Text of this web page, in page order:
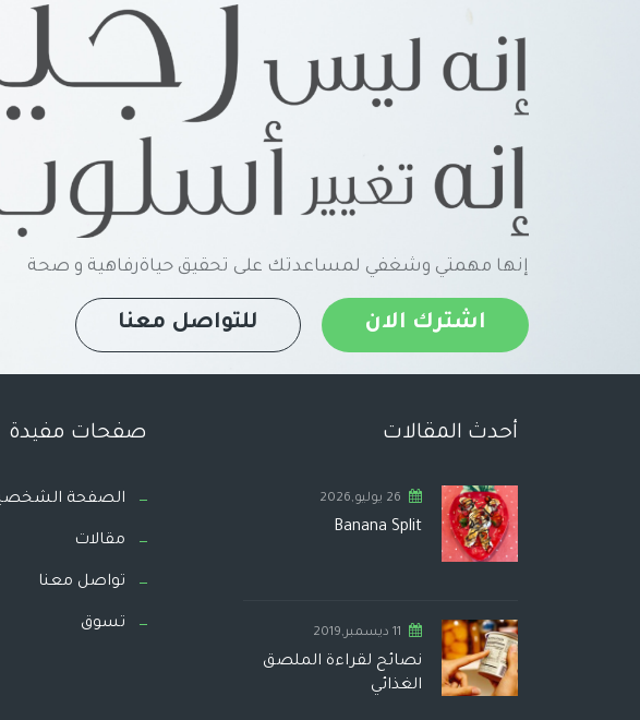
إنها مهمتي وشغفي لمساعدتك على تحقيق حياةرفاهية و صحة
اشترك الان للتواصل معنا
أحدث المقالات
26 يوليو,2026
Banana Split
11 ديسمبر,2019
نصائح لقراءة الملصق
الغذائي
صفحات مفيدة
الصفحة
مقالات
تواصل معنا
تسوق